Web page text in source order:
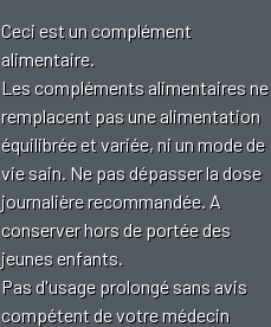
Ceci est un complément
alimentaire.
Les compléments alimentaires ne
remplacent pas une alimentation
équilibrée et variée, ni un mode de
vie sain. Ne pas dépasser la dose
journalière recommandée. A
conserver hors de portée des
jeunes enfants.
Pas d'usage prolongé sans avis
compétent de votre médecin